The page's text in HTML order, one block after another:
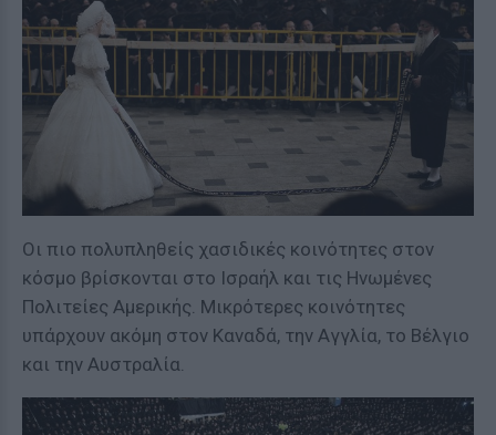
Οι πιο πολυπληθείς χασιδικές κοινότητες στον
κόσμο βρίσκονται στο Ισραήλ και τις Ηνωμένες
Πολιτείες Αμερικής. Μικρότερες κοινότητες
υπάρχουν ακόμη στον Καναδά, την Αγγλία, το Βέλγιο
και την Αυστραλία.